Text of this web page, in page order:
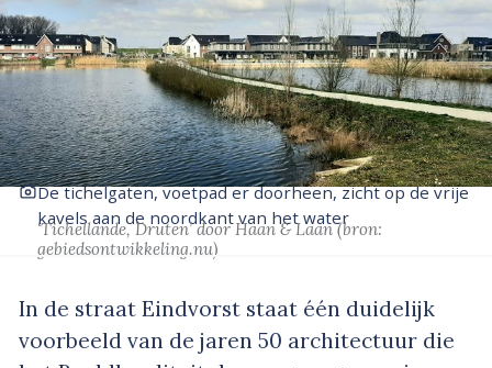
De tichelgaten, voetpad er doorheen, zicht op de vrije
kavels aan de noordkant van het water
‘Tichellande, Druten’door Haan & Laan(bron:
gebiedsontwikkeling.nu)
In de straat Eindvorst staat één duidelijk
voorbeeld van de jaren 50 architectuur die